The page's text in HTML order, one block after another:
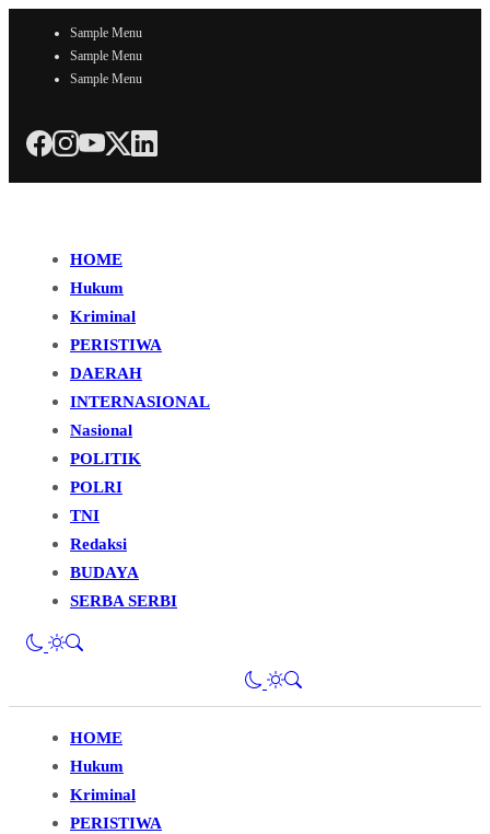
Sample Menu
Sample Menu
Sample Menu
HOME
Hukum
Kriminal
PERISTIWA
DAERAH
INTERNASIONAL
Nasional
POLITIK
POLRI
TNI
Redaksi
BUDAYA
SERBA SERBI
HOME
Hukum
Kriminal
PERISTIWA